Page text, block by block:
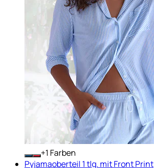
+ Farben
Pyjamaoberteil 1 tlg. mit Front Print